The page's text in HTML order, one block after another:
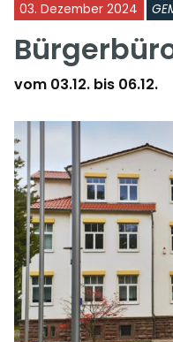
03. Dezember 2024
vom 03.12. bis 06.12.